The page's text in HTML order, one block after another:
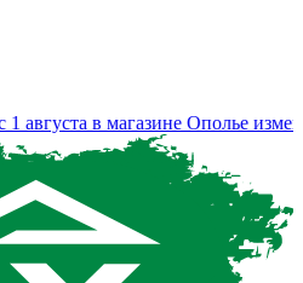
в магазине Ополье